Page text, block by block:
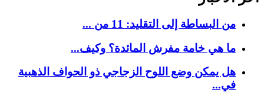
من البساطة إلى التقليد: 11 من ...
ما هي خامة مفرش المائدة؟ وكيف...
هل يمكن وضع اللوح الزجاجي ذو الحواف الذهبية
في...